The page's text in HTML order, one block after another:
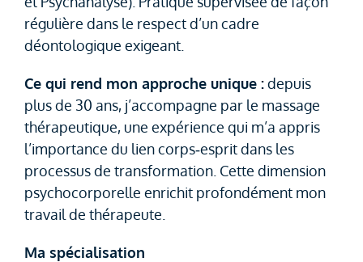
régulière dans le respect d’un cadre
déontologique exigeant.
Ce qui rend mon approche unique :depuis
plus de 30 ans, j’accompagne par le massage
thérapeutique, une expérience qui m’a appris
l’importance du lien corps‑esprit dans les
processus de transformation. Cette dimension
psychocorporelle enrichit profondément mon
travail de thérapeute.
Ma spécialisation